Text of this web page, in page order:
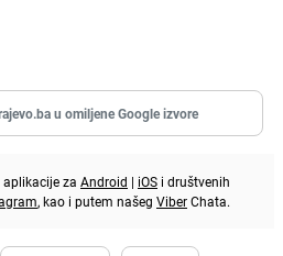
u omiljene Google izvore
za Android | iOS i društvenih
, kao i putem našeg ViberChata.